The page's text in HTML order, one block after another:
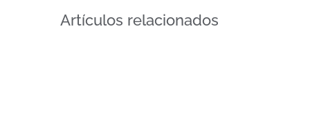
Artículos relacionados